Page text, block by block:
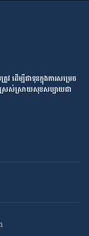
វ​ ដើម្បី​ជា​ទុន​ក្នុង​ការ​សម្រេច​
ស្រស់ស្រាយ​សុខសប្បាយ​ជា​